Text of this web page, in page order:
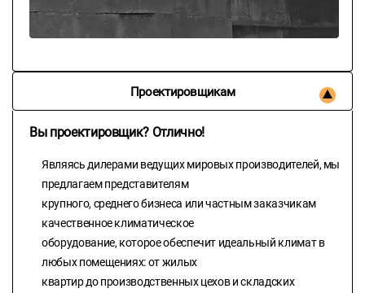
Проектировщикам
Вы проектировщик? Отлично!
Являясь дилерами ведущих мировых производителей, мы
предлагаем представителям
крупного, среднего бизнеса или частным заказчикам
качественное климатическое
оборудование, которое обеспечит идеальный климат в
любых помещениях: от жилых
квартир до производственных цехов и складских